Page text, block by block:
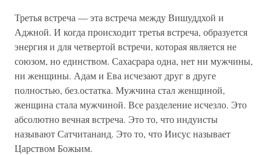
Третья встреча — эта встреча между Вишуддхой и
Аджной. И когда происходит третья встреча, образуется
энергия и для четвертой встречи, которая является не
союзом, но единством. Сахасрара одна, нет ни мужчины,
ни женщины. Адам и Ева исчезают друг в друге
полностью, без.остатка. Мужчина стал женщиной,
женщина стала мужчиной. Все разделение исчезло. Это
абсолютно вечная встреча. Это то, что индуисты
называют Сатчитананд. Это то, что Иисус называет
Царством Божьим.